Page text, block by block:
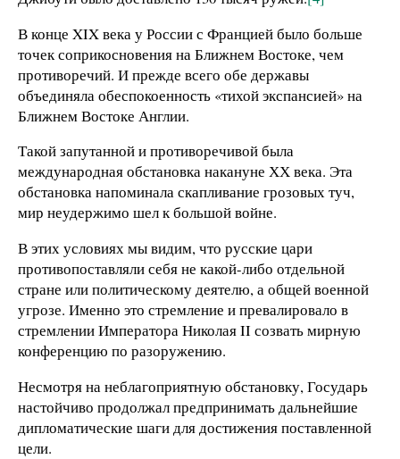
В конце XIX века у России с Францией было больше
точек соприкосновения на Ближнем Востоке, чем
противоречий. И прежде всего обе державы
объединяла обеспокоенность «тихой экспансией» на
Ближнем Востоке Англии.
Такой запутанной и противоречивой была
международная обстановка накануне ХХ века. Эта
обстановка напоминала скапливание грозовых туч,
мир неудержимо шел к большой войне.
В этих условиях мы видим, что русские цари
противопоставляли себя не какой-либо отдельной
стране или политическому деятелю, а общей военной
угрозе. Именно это стремление и превалировало в
стремлении Императора Николая II созвать мирную
конференцию по разоружению.
Несмотря на неблагоприятную обстановку, Государь
настойчиво продолжал предпринимать дальнейшие
дипломатические шаги для достижения поставленной
цели.